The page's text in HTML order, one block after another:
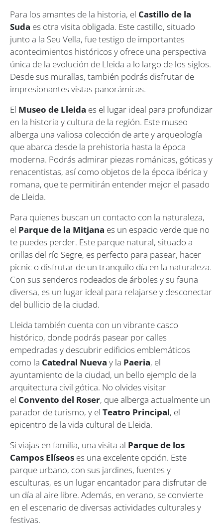
Para los amantes de la historia, el Castillo de la
Suda es otra visita obligada. Este castillo, situado
junto a la Seu Vella, fue testigo de importantes
acontecimientos históricos y ofrece una perspectiva
única de la evolución de Lleida a lo largo de los siglos.
Desde sus murallas, también podrás disfrutar de
impresionantes vistas panorámicas.
El Museo de Lleida es el lugar ideal para profundizar
en la historia y cultura de la región. Este museo
alberga una valiosa colección de arte y arqueología
que abarca desde la prehistoria hasta la época
moderna. Podrás admirar piezas románicas, góticas y
renacentistas, así como objetos de la época ibérica y
romana, que te permitirán entender mejor el pasado
de Lleida.
Para quienes buscan un contacto con la naturaleza,
el Parque de la Mitjana es un espacio verde que no
te puedes perder. Este parque natural, situado a
orillas del río Segre, es perfecto para pasear, hacer
picnic o disfrutar de un tranquilo día en la naturaleza.
Con sus senderos rodeados de árboles y su fauna
diversa, es un lugar ideal para relajarse y desconectar
del bullicio de la ciudad.
Lleida también cuenta con un vibrante casco
histórico, donde podrás pasear por calles
empedradas y descubrir edificios emblemáticos
como la Catedral Nueva y la Paeria, el
ayuntamiento de la ciudad, un bello ejemplo de la
arquitectura civil gótica. No olvides visitar
el Convento del Roser, que alberga actualmente un
parador de turismo, y el Teatro Principal, el
epicentro de la vida cultural de Lleida.
Si viajas en familia, una visita al Parque de los
Campos Elíseos es una excelente opción. Este
parque urbano, con sus jardines, fuentes y
esculturas, es un lugar encantador para disfrutar de
un día al aire libre. Además, en verano, se convierte
en el escenario de diversas actividades culturales y
festivas.